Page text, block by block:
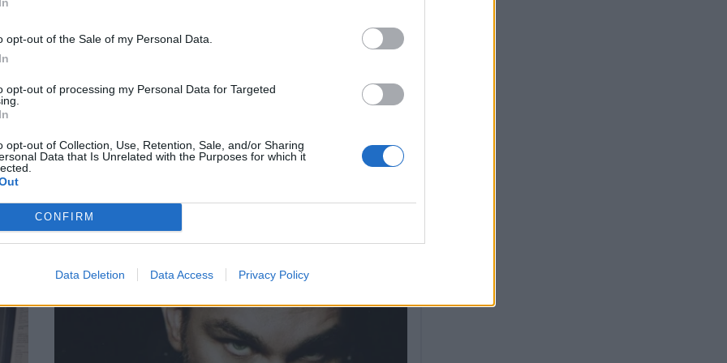
opt-out of the Sale of my Personal Data.
opt-out of processing my Personal Data for Targeted
opt-out of Collection, Use, Retention, Sale, and/or Sharing
Data that Is Unrelated with the Purposes for which it
CONFIRM
Data Deletion Data Access Privacy Policy
αν θα έχει τραγούδια μου στις νέες του